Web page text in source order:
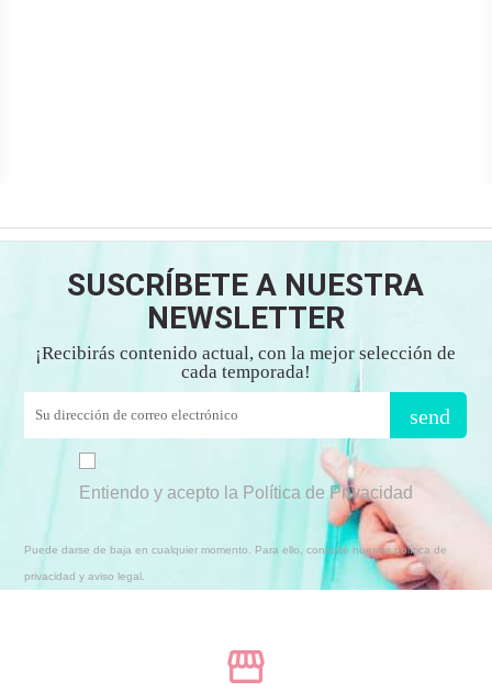
SUSCRÍBETE A NUESTRA
NEWSLETTER
¡Recibirás contenido actual, con la mejor selección de
cada temporada!
send
Entiendo y acepto la Política de Privacidad
Puede darse de baja en cualquier momento. Para ello, consulte nuestra política de
privacidad y aviso legal.